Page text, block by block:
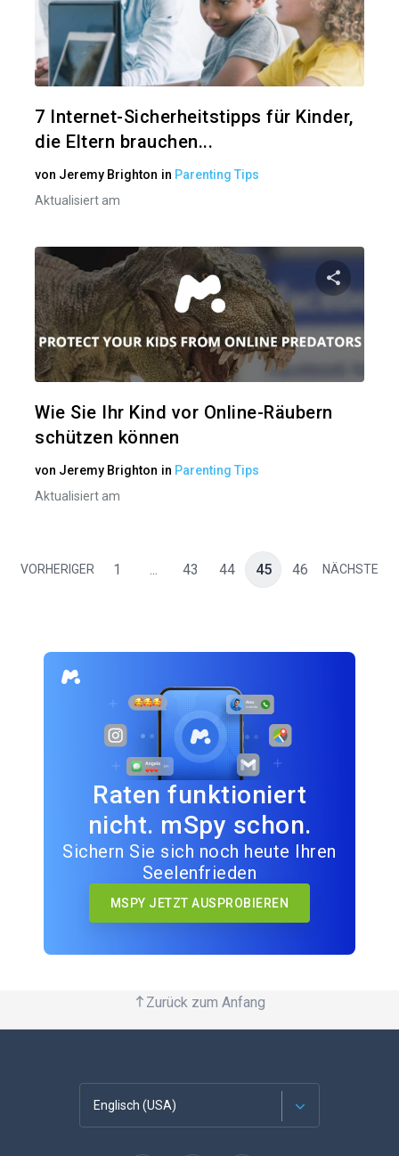
Diesen
7 Internet-Sicherheitstipps für Kinder,
die Eltern brauchen...
von Jeremy Brighton in Parenting Tips
Aktualisiert am
Diesen
Wie Sie Ihr Kind vor Online-Räubern
schützen können
von Jeremy Brighton in Parenting Tips
Aktualisiert am
VORHERIGER 1 ... 43 44 45 46 NÄCHSTE
Raten funktioniert
nicht. mSpy schon.
Sichern Sie sich noch heute Ihren
Seelenfrieden
MSPY JETZT AUSPROBIEREN
Zurück zum Anfang
Englisch (USA)